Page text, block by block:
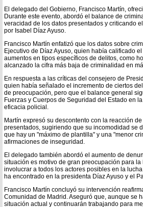
El delegado del Gobierno, Francisco Martín,
Durante este evento, abordó el balance de
veracidad de los datos presentados y criticando
por Isabel Díaz Ayuso.
Francisco Martín enfatizó que los datos sobre
Ejecutivo de Díaz Ayuso, quien había calificado
aumentos en tipos específicos de delitos, como
alcanzado la cifra más baja de criminalidad en
En respuesta a las críticas del consejero de
quien había señalado el incremento de ciertos
de preocupación, pero que el balance general
Fuerzas y Cuerpos de Seguridad del Estado en
eficacia policial.
Martín expresó su descontento con la reacción
presentados, sugiriendo que su incomodidad se
que hay un "máximo de plantilla" y una "menor
afirmaciones de inseguridad.
El delegado también abordó el aumento de
situación es motivo de gran preocupación para
involucrar a todos los actores posibles en la
ha encontrado en la presidenta Díaz Ayuso y el
Francisco Martín concluyó su intervención
Comunidad de Madrid. Aseguró que, aunque se
situación actual y continuarán trabajando para